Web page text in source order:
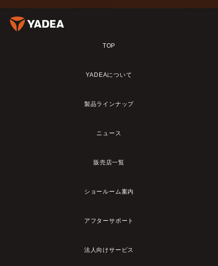
TOP
YADEAについて
製品ラインナップ
ニュース
販売店一覧
ショールーム案内
アフターサポート
法人向けサービス